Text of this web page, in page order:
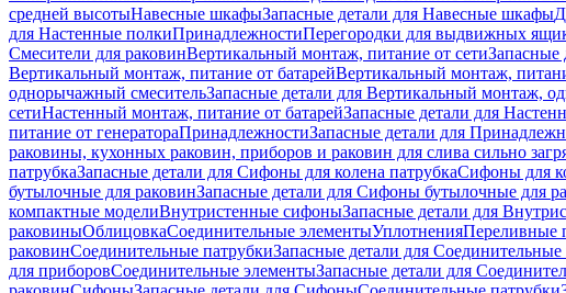
средней высотыНавесные шкафыЗапасные детали для Навесные шкафы
для Настенные полкиПринадлежностиПерегородки для выдвижных
Смесители для раковинВертикальный монтаж, питание от сетиЗапасные
Вертикальный монтаж, питание от батарейВертикальный монтаж,
однорычажный смесительЗапасные детали для Вертикальный монтаж,
сетиНастенный монтаж, питание от батарейЗапасные детали для
питание от генератораПринадлежностиЗапасные детали для
раковины, кухонных раковин, приборов и раковин для слива сильно
патрубкаЗапасные детали для Сифоны для колена патрубкаСифоны для
бутылочные для раковинЗапасные детали для Сифоны бутылочные для
компактные моделиВнутристенные сифоныЗапасные детали для
раковиныОблицовкаСоединительные элементыУплотненияПереливные
раковинСоединительные патрубкиЗапасные детали для Соединительные
для приборовСоединительные элементыЗапасные детали для